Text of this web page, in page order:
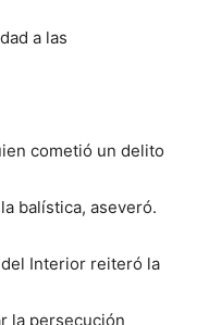
a las
cometió un delito
balística, aseveró.
Interior reiteró la
la persecución